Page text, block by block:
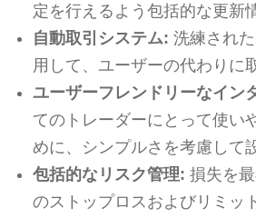
定を行えるよう包括的な更新
自動取引システム: 洗練され
用して、ユーザーの代わりに
ユーザーフレンドリーなイン
てのトレーダーにとって使い
めに、シンプルさを考慮して
包括的なリスク管理: 損失を
のストップロスおよびリミッ